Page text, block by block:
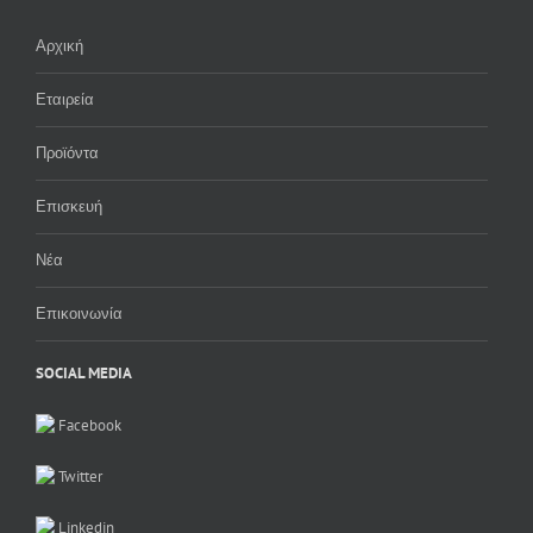
Αρχική
Εταιρεία
Προϊόντα
Επισκευή
Νέα
Επικοινωνία
SOCIAL MEDIA
Facebook
Twitter
Linkedin